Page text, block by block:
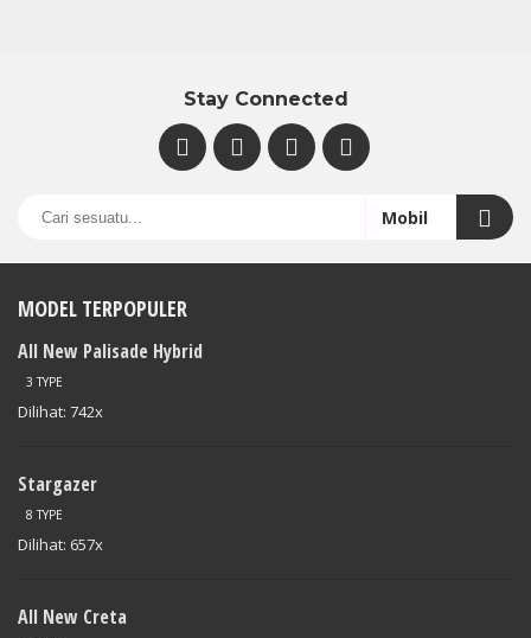
Stay Connected
MODEL TERPOPULER
All New Palisade Hybrid
3 TYPE
Dilihat: 742x
Stargazer
8 TYPE
Dilihat: 657x
All New Creta